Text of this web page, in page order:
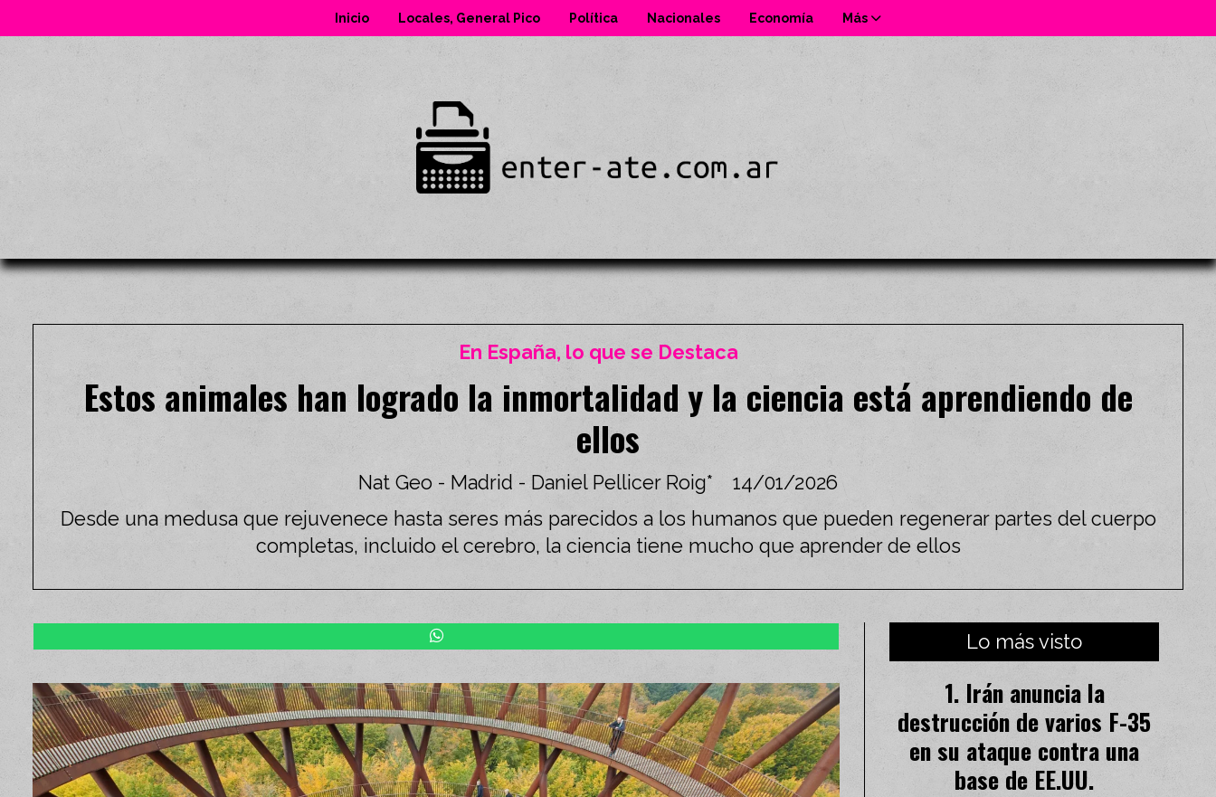
Inicio Locales, General Pico Política Nacionales Economía Más
Estos animales han logrado la inmortalidad y la ciencia está aprendiendo de
ellos
Desde una medusa que rejuvenece hasta seres más parecidos a los humanos que pueden regenerar partes del cuerpo
completas, incluido el cerebro, la ciencia tiene mucho que aprender de ellos
En España, lo que se Destaca
14/01/2026
Nat Geo - Madrid - Daniel Pellicer Roig*
Lo más visto
Irán anuncia la
destrucción de varios F-35
en su ataque contra una
base de EE.UU.